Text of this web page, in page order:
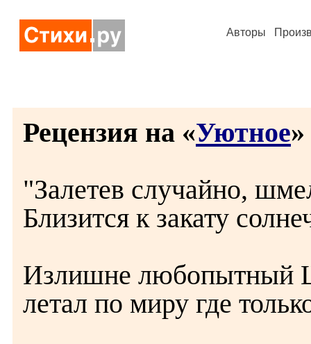
Авторы
Рецензия на «Уютное
"Залетев случайно,
Близится к закату
Излишне любопытный
летал по миру где